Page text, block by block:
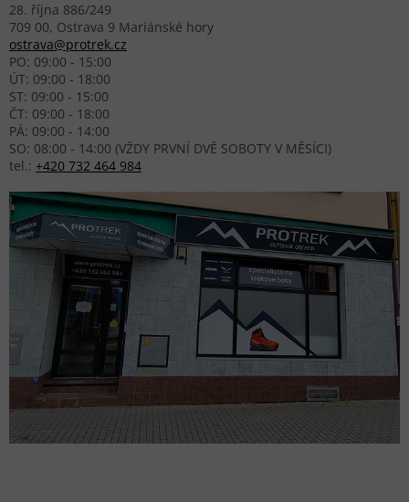
28. října 886/249
709 00, Ostrava 9 Mariánské hory
ostrava@protrek.cz
PO: 09:00 - 15:00
ÚT: 09:00 - 18:00
ST: 09:00 - 15:00
ČT: 09:00 - 18:00
PÁ: 09:00 - 14:00
SO: 08:00 - 14:00 (VŽDY PRVNÍ DVĚ SOBOTY V MĚSÍCI)
tel.: +420 732 464 984